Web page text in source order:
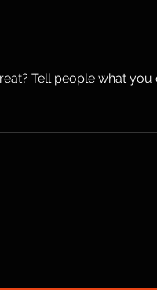
Tell people what you